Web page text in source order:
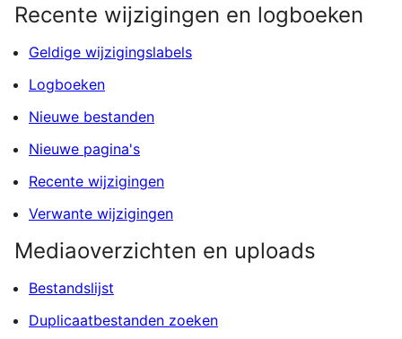
Recente wijzigingen en logboeken
Geldige wijzigingslabels
Logboeken
Nieuwe bestanden
Nieuwe pagina's
Recente wijzigingen
Verwante wijzigingen
Mediaoverzichten en uploads
Bestandslijst
Duplicaatbestanden zoeken